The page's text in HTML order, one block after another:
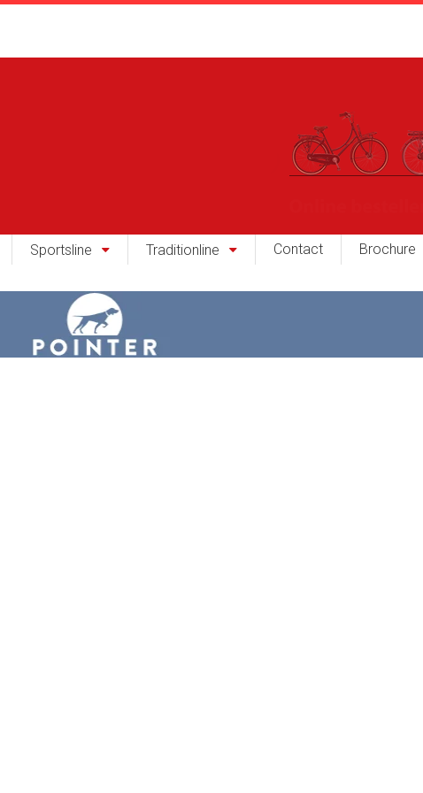
Sportsline Traditionline Contact Brochure